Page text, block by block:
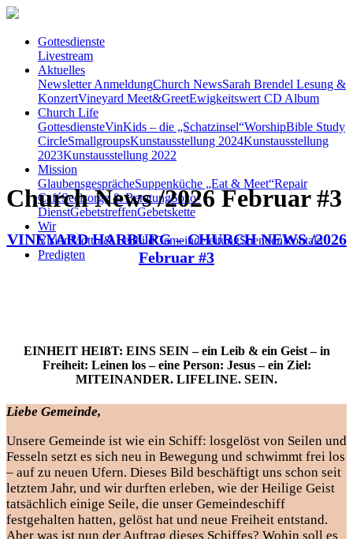
Gottesdienste
Livestream
Aktuelles
Newsletter AnmeldungChurch NewsSarah Brendel Lesung &
KonzertVineyard Meet&GreetEwigkeitswert CD Album
Church Life
GottesdiensteVinKids – die „Schatzinsel“WorshipBible Study
CircleSmallgroupsKunstausstellung 2024Kunstausstellung
2023Kunstausstellung 2022
Mission
GlaubensgesprächeSuppenküche „Eat & Meet“Repair
CaféSeelsorge & BeratungSozo-
DienstGebetstreffenGebetskette
Wir
VisionMotto & LeitbildGemeindeleitungSpendenKontakt
Predigten
Church News /2026 Februar #3
VINEYARD HARBURG – CHURCH NEWS /2026
Februar #3
EINHEIT HEIßT: EINS SEIN – ein Leib & ein Geist – in
Freiheit: Leinen los – eine Person: Jesus – ein Ziel:
MITEINANDER. LIFELINE. SEIN.
Liebe Gemeinde,
Unsere Gemeinde ist wie ein Schiff: losgelöst von Seilen und
Fesseln setzt es sich neu in Bewegung und schwimmt frei los
– auf zu neuen Ufern. Dieses Bild beschäftigt uns schon seit
letztem Jahr, und wir durften erleben, wie der Heilige Geist
tatsächlich einige Seile, die unser Gemeindeschiff
festgehalten hatten, gelöst hat und neue Freiheit entstand.
Aber was ist nun der Auftrag dieses Schiffes? Wohin soll es